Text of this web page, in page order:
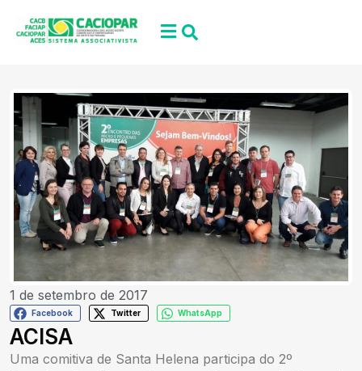
1 de setembro de 2017
Facebook Twitter WhatsApp
ACISA
Uma comitiva de Santa Helena participa do 2º